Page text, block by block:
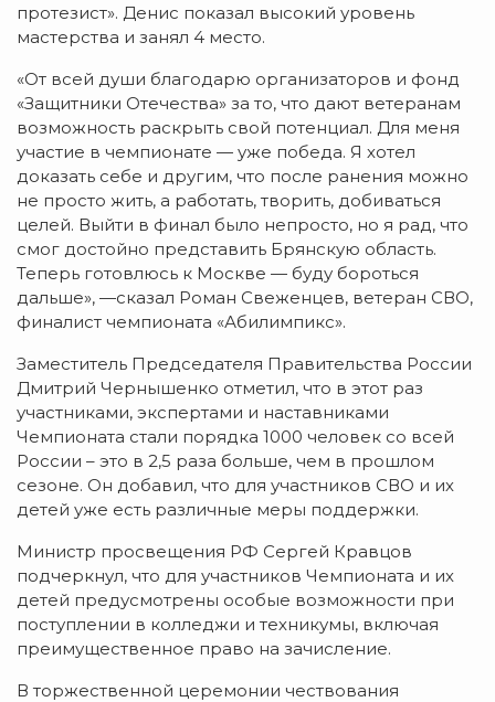
протезист». Денис показал высокий уровень
мастерства и занял 4 место.
«От всей души благодарю организаторов и фонд
«Защитники Отечества» за то, что дают ветеранам
возможность раскрыть свой потенциал. Для меня
участие в чемпионате — уже победа. Я хотел
доказать себе и другим, что после ранения можно
не просто жить, а работать, творить, добиваться
целей. Выйти в финал было непросто, но я рад, что
смог достойно представить Брянскую область.
Теперь готовлюсь к Москве — буду бороться
дальше», —сказал Роман Свеженцев, ветеран СВО,
финалист чемпионата «Абилимпикс».
Заместитель Председателя Правительства России
Дмитрий Чернышенко отметил, что в этот раз
участниками, экспертами и наставниками
Чемпионата стали порядка 1000 человек со всей
России – это в 2,5 раза больше, чем в прошлом
сезоне. Он добавил, что для участников СВО и их
детей уже есть различные меры поддержки.
Министр просвещения РФ Сергей Кравцов
подчеркнул, что для участников Чемпионата и их
детей предусмотрены особые возможности при
поступлении в колледжи и техникумы, включая
преимущественное право на зачисление.
В торжественной церемонии чествования